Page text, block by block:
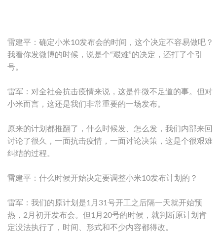
雷建平：确定小米10发布会的时间，这个决定不容易做吧？
我看你发微博的时候，说是个“艰难”的决定，还打了个引
号。
雷军：对全社会抗击疫情来说，这是件微不足道的事。但对
小米而言，这还是我们非常重要的一场发布。
原来的计划都推翻了，什么时候发、怎么发，我们内部来回
讨论了很久，一面抗击疫情，一面讨论决策，这是个很艰难
纠结的过程。
雷建平：什么时候开始决定要调整小米10发布计划的？
雷军：我们的原计划是1月31号开工之后隔一天就开始预
热，2月初开发布会。但1月20号的时候，就判断原计划肯
定没法执行了，时间、形式和不少内容都得改。